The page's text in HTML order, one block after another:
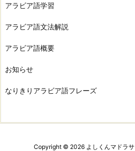
アラビア語学習
アラビア語文法解説
アラビア語概要
お知らせ
なりきりアラビア語フレーズ
Copyright © 2026 よしくんマドラサ